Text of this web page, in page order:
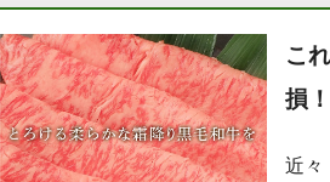
こ
損！
近々